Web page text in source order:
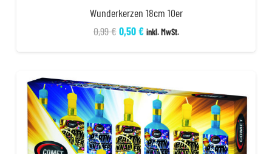
Wunderkerzen 18cm 10er
0,99€ Ursprünglicher
0,99 €
0,50€Aktueller
inkl. MwSt.